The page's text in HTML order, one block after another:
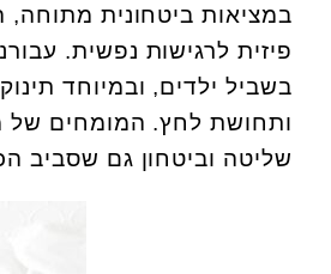
במציאות ביטחונית מתוחה,
פיזית לרגישות נפשית.
בשביל ילדים, ובמיוחד
שליטה וביטחון גם שסביב